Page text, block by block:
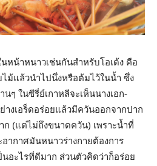
หน้าหนาวเช่นกันสำหรับโอเด้ง คือ
ม้แล้วนำไปนึ่งหรือต้มไว้ในน้ำ ซึ่ง
นๆ ในซีรี่ย์เกาหลีจะเห็นนางเอก-
างเอร็ดอร่อยแล้วมีควันออกจากปาก
ก (แต่ไม่ถึงขนาดควัน) เพราะน้ำที่
ากาศมันหนาวร่างกายต้องการ
นอะไรที่ดีมาก ส่วนตัวคิดว่าก็อร่อย